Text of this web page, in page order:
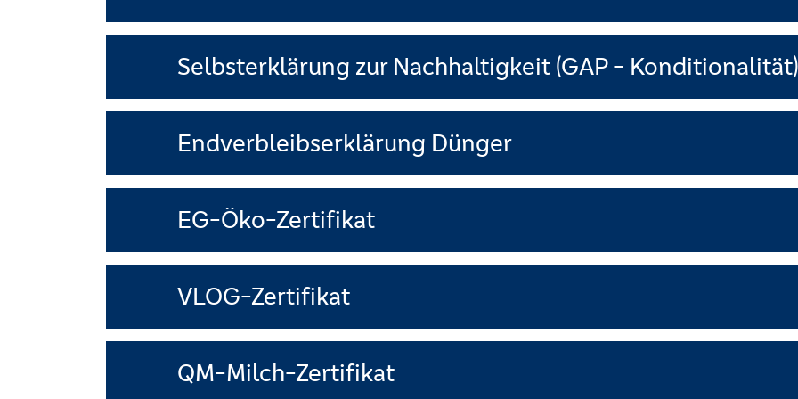
Selbsterklärung zur Nachhaltigkeit (GAP - Konditionalität)
Endverbleibserklärung Dünger
EG-Öko-Zertifikat
VLOG-Zertifikat
QM-Milch-Zertifikat